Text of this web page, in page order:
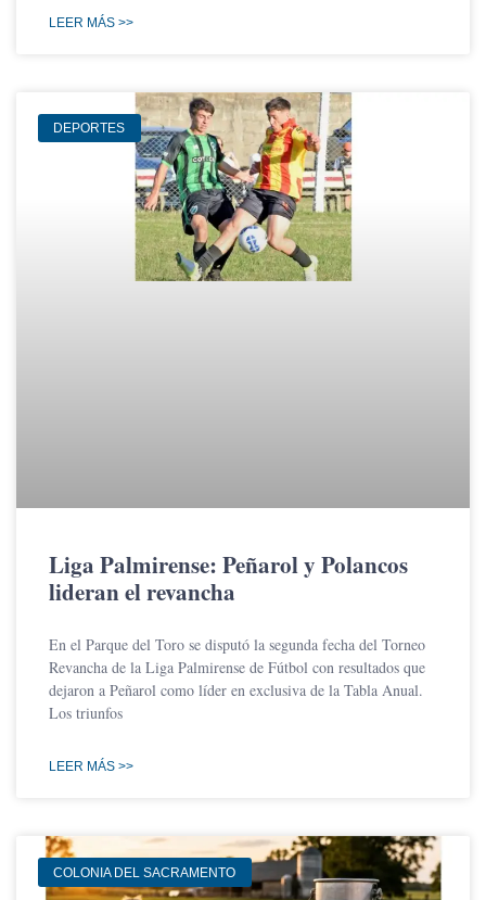
LEER MÁS >>
DEPORTES
Liga Palmirense: Peñarol y Polancos
lideran el revancha
En el Parque del Toro se disputó la segunda fecha del Torneo
Revancha de la Liga Palmirense de Fútbol con resultados que
dejaron a Peñarol como líder en exclusiva de la Tabla Anual.
Los triunfos
LEER MÁS >>
COLONIA DEL SACRAMENTO